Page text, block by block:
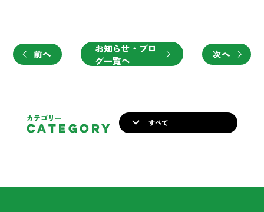
前へ
お知らせ・ブロ
グ一覧へ
次へ
カテゴリー
CATEGORY すべて